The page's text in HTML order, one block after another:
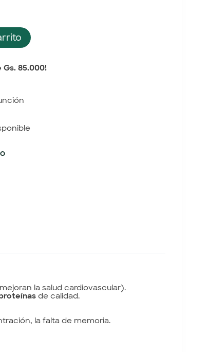
Gs. 85.000!
la salud cardiovascular).
de calidad.
la falta de memoria.